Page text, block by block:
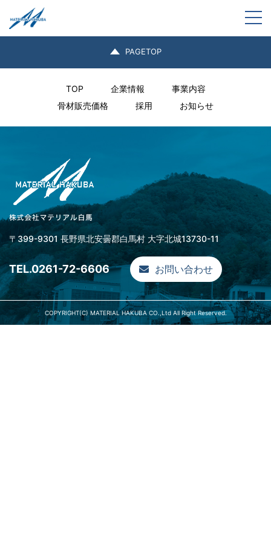
新型車両を導入しました！！
新型車両を導入しました。圃場整備などで活躍します。
PAGETOP
TOP 企業情報
事業内容
骨材販売価格
採用 お知らせ
〒399-9301 長野県北安曇郡白馬村 大字北城13730-11
TEL.0261-72-6606 お問い合わせ
COPYRIGHT(C) MATERIAL HAKUBA CO.,Ltd All Right Reserved.